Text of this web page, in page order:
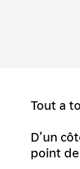
Tout a
D’un
point